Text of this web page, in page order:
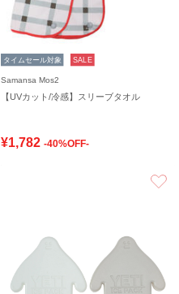
タイムセール対象 SALE
Samansa Mos2
【UVカット/冷感】スリーブタオル
¥1,782 -40%OFF-